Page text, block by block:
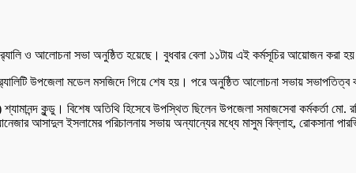
ও আলোচনা সভা অনুষ্ঠিত হয়েছে। বুধবার বেলা ১১টায় এই কর্মসূচির আয়োজন করা
উপজেলা মডেল মসজিদে গিয়ে শেষ হয়। পরে অনুষ্ঠিত আলোচনা সভায় সভাপতিত্ব
কুন্ডু। বিশেষ অতিথি হিসেবে উপস্থিত ছিলেন উপজেলা সমাজসেবা কর্মকর্তা মো.
আসাদুল ইসলামের পরিচালনায় সভায় অন্যান্যের মধ্যে মাসুম বিল্লাহ, রোকসানা